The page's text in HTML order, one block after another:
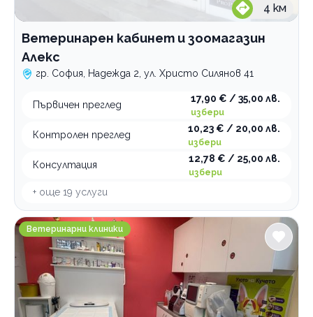
4 км
Ветеринарен кабинет и зоомагазин
Алекс
гр. София, Надежда 2, ул. Христо Силянов 41
Първичен преглед
17,90 € / 35,00 лв.
избери
Контролен преглед
10,23 € / 20,00 лв.
избери
Консултация
12,78 € / 25,00 лв.
избери
+ още 19 услуги
Ветеринарен център ZOO KING
Ветеринарни клиники